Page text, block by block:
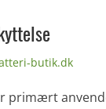
butik.dk
primært